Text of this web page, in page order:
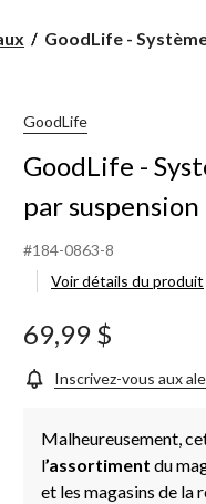
GoodLife
par
du
du
GoodLife -
GoodLife
GoodLife -
par
#184-0863-8
Voir détails du produit
69,99 $
Inscrivez-vous aux
Malheureusement,
l’assortiment du
et les magasins de la